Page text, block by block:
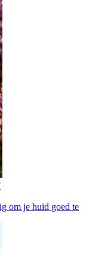
om je huid goed te